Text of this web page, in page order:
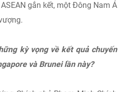
gắn kết, một Đông Nam Á
kỳ vọng về kết quả chuyến
và Brunei lần này?